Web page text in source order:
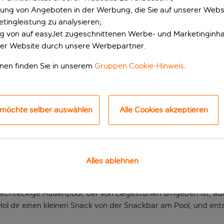
für die ganze
aus wunderschönen Stränden, malerischen
den Strand. Eine Bushaltestelle befindet sich direkt vor
Außenpool, der von Liegestühlen umgeben ist,
dir einen kleinen Snack von der Snackbar am Pool, und
von Angeboten in der Werbung, die Sie auf unserer
zu analysieren;
von auf easyJet zugeschnittenen Werbe- und
Website durch unsere Werbepartner.
finden Sie in unserem Gruppen Cookie-Hinweis
selber auswählen Alle Cookies akzeptieren
Alles ablehnen